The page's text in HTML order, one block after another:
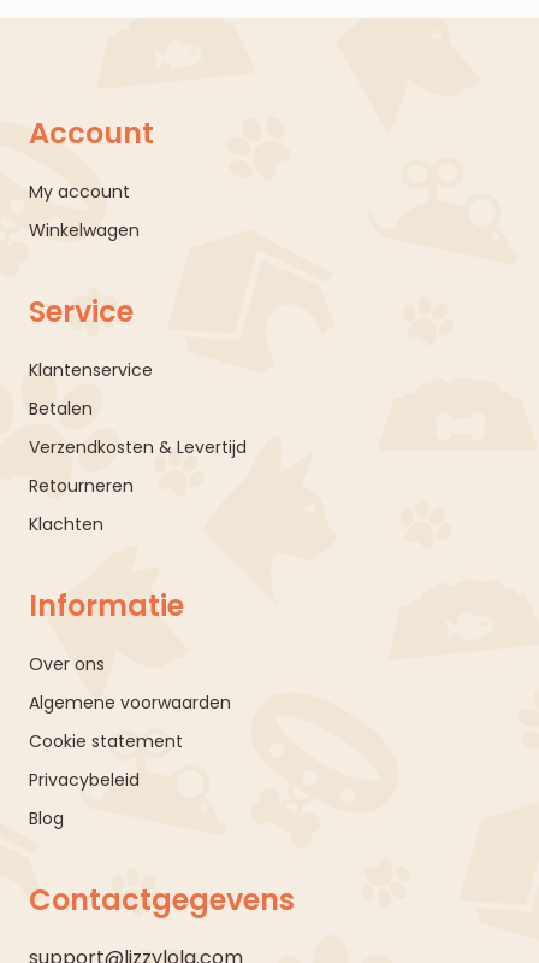
Account
My account
Winkelwagen
Service
Klantenservice
Betalen
Verzendkosten & Levertijd
Retourneren
Klachten
Informatie
Over ons
Algemene voorwaarden
Cookie statement
Privacybeleid
Blog
Contactgegevens